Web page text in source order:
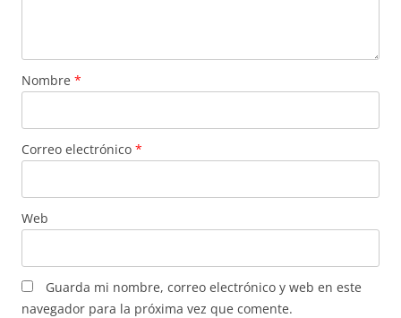
Nombre *
Correo electrónico *
Web
Guarda mi nombre, correo electrónico y web en este
navegador para la próxima vez que comente.